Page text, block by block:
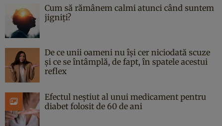
Cum să rămânem calmi atunci când suntem
jigniți?
De ce unii oameni nu își cer niciodată scuze
și ce se întâmplă, de fapt, în spatele acestui
reflex
Efectul neștiut al unui medicament pentru
diabet folosit de 60 de ani